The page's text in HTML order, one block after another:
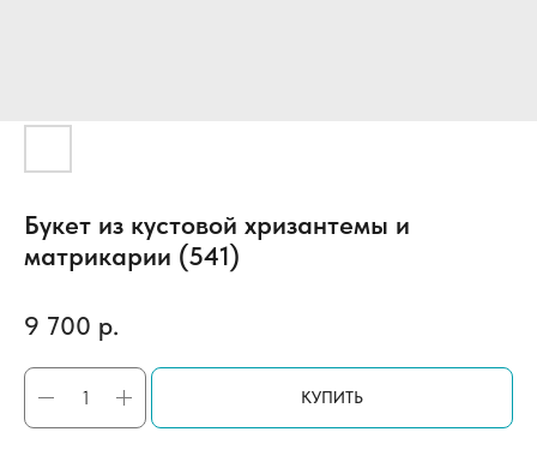
Букет из кустовой хризантемы и
матрикарии (541)
9 700 р.
КУПИТЬ